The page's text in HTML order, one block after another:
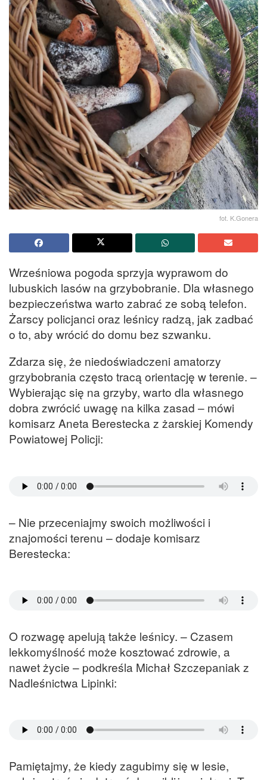
fot. K.Gonera
Wrześniowa pogoda sprzyja wyprawom do
lubuskich lasów na grzybobranie. Dla własnego
bezpieczeństwa warto zabrać ze sobą telefon.
Żarscy policjanci oraz leśnicy radzą, jak zadbać
o to, aby wrócić do domu bez szwanku.
Zdarza się, że niedoświadczeni amatorzy
grzybobrania często tracą orientację w terenie. –
Wybierając się na grzyby, warto dla własnego
dobra zwrócić uwagę na kilka zasad – mówi
komisarz Aneta Berestecka z żarskiej Komendy
Powiatowej Policji:
– Nie przeceniajmy swoich możliwości i
znajomości terenu – dodaje komisarz
Berestecka:
O rozwagę apelują także leśnicy. – Czasem
lekkomyślność może kosztować zdrowie, a
nawet życie – podkreśla Michał Szczepaniak z
Nadleśnictwa Lipinki:
Pamiętajmy, że kiedy zagubimy się w lesie,